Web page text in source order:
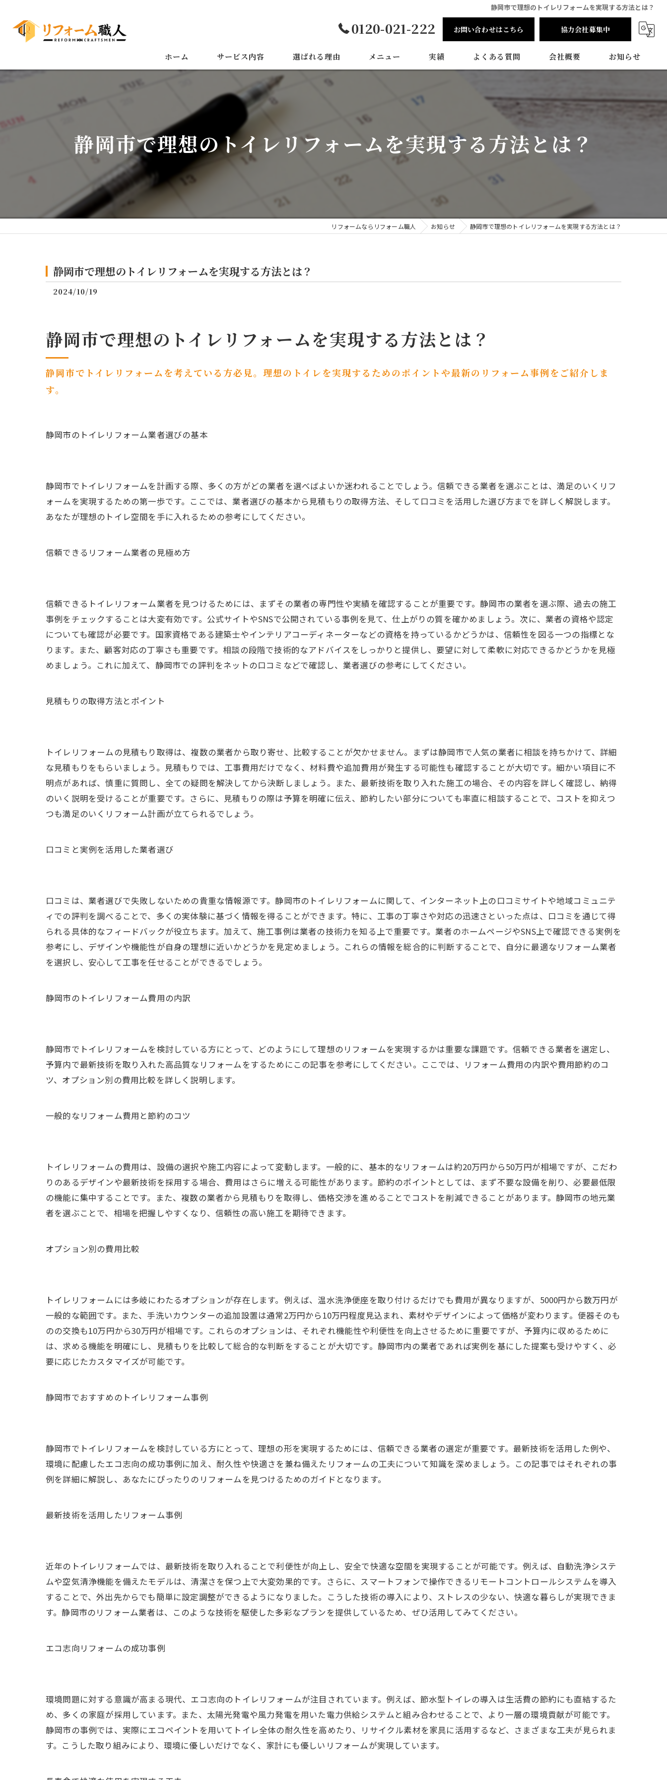
静岡市で理想のトイレリフォームを実現する方法とは？
0120-021-222 お問い合わせはこちら 協力会社募集中
ホーム サービス内容 選ばれる理由 メニュー 実績 よくある質問 会社概要 お知らせ
静岡市で理想のトイレリフォームを実現する方法とは？
リフォームならリフォーム職人 お知らせ 静岡市で理想のトイレリフォームを実現する方法とは？
静岡市で理想のトイレリフォームを実現する方法とは？
2024/10/19
静岡市で理想のトイレリフォームを実現する方法とは？
静岡市でトイレリフォームを考えている方必見。理想のトイレを実現するためのポイントや最新のリフォーム事例をご紹介しま
す。
静岡市のトイレリフォーム業者選びの基本
静岡市でトイレリフォームを計画する際、多くの方がどの業者を選べばよいか迷われることでしょう。信頼できる業者を選ぶことは、満足のいくリフ
ォームを実現するための第一歩です。ここでは、業者選びの基本から見積もりの取得方法、そして口コミを活用した選び方までを詳しく解説します。
あなたが理想のトイレ空間を手に入れるための参考にしてください。
信頼できるリフォーム業者の見極め方
信頼できるトイレリフォーム業者を見つけるためには、まずその業者の専門性や実績を確認することが重要です。静岡市の業者を選ぶ際、過去の施工
事例をチェックすることは大変有効です。公式サイトやSNSで公開されている事例を見て、仕上がりの質を確かめましょう。次に、業者の資格や認定
についても確認が必要です。国家資格である建築士やインテリアコーディネーターなどの資格を持っているかどうかは、信頼性を図る一つの指標とな
ります。また、顧客対応の丁寧さも重要です。相談の段階で技術的なアドバイスをしっかりと提供し、要望に対して柔軟に対応できるかどうかを見極
めましょう。これに加えて、静岡市での評判をネットの口コミなどで確認し、業者選びの参考にしてください。
見積もりの取得方法とポイント
トイレリフォームの見積もり取得は、複数の業者から取り寄せ、比較することが欠かせません。まずは静岡市で人気の業者に相談を持ちかけて、詳細
な見積もりをもらいましょう。見積もりでは、工事費用だけでなく、材料費や追加費用が発生する可能性も確認することが大切です。細かい項目に不
明点があれば、慎重に質問し、全ての疑問を解決してから決断しましょう。また、最新技術を取り入れた施工の場合、その内容を詳しく確認し、納得
のいく説明を受けることが重要です。さらに、見積もりの際は予算を明確に伝え、節約したい部分についても率直に相談することで、コストを抑えつ
つも満足のいくリフォーム計画が立てられるでしょう。
口コミと実例を活用した業者選び
口コミは、業者選びで失敗しないための貴重な情報源です。静岡市のトイレリフォームに関して、インターネット上の口コミサイトや地域コミュニテ
ィでの評判を調べることで、多くの実体験に基づく情報を得ることができます。特に、工事の丁寧さや対応の迅速さといった点は、口コミを通じて得
られる具体的なフィードバックが役立ちます。加えて、施工事例は業者の技術力を知る上で重要です。業者のホームページやSNS上で確認できる実例を
参考にし、デザインや機能性が自身の理想に近いかどうかを見定めましょう。これらの情報を総合的に判断することで、自分に最適なリフォーム業者
を選択し、安心して工事を任せることができるでしょう。
静岡市のトイレリフォーム費用の内訳
静岡市でトイレリフォームを検討している方にとって、どのようにして理想のリフォームを実現するかは重要な課題です。信頼できる業者を選定し、
予算内で最新技術を取り入れた高品質なリフォームをするためにこの記事を参考にしてください。ここでは、リフォーム費用の内訳や費用節約のコ
ツ、オプション別の費用比較を詳しく説明します。
一般的なリフォーム費用と節約のコツ
トイレリフォームの費用は、設備の選択や施工内容によって変動します。一般的に、基本的なリフォームは約20万円から50万円が相場ですが、こだわ
りのあるデザインや最新技術を採用する場合、費用はさらに増える可能性があります。節約のポイントとしては、まず不要な設備を削り、必要最低限
の機能に集中することです。また、複数の業者から見積もりを取得し、価格交渉を進めることでコストを削減できることがあります。静岡市の地元業
者を選ぶことで、相場を把握しやすくなり、信頼性の高い施工を期待できます。
オプション別の費用比較
トイレリフォームには多岐にわたるオプションが存在します。例えば、温水洗浄便座を取り付けるだけでも費用が異なりますが、5000円から数万円が
一般的な範囲です。また、手洗いカウンターの追加設置は通常2万円から10万円程度見込まれ、素材やデザインによって価格が変わります。便器そのも
のの交換も10万円から30万円が相場です。これらのオプションは、それぞれ機能性や利便性を向上させるために重要ですが、予算内に収めるために
は、求める機能を明確にし、見積もりを比較して総合的な判断をすることが大切です。静岡市内の業者であれば実例を基にした提案も受けやすく、必
要に応じたカスタマイズが可能です。
静岡市でおすすめのトイレリフォーム事例
静岡市でトイレリフォームを検討している方にとって、理想の形を実現するためには、信頼できる業者の選定が重要です。最新技術を活用した例や、
環境に配慮したエコ志向の成功事例に加え、耐久性や快適さを兼ね備えたリフォームの工夫について知識を深めましょう。この記事ではそれぞれの事
例を詳細に解説し、あなたにぴったりのリフォームを見つけるためのガイドとなります。
最新技術を活用したリフォーム事例
近年のトイレリフォームでは、最新技術を取り入れることで利便性が向上し、安全で快適な空間を実現することが可能です。例えば、自動洗浄システ
ムや空気清浄機能を備えたモデルは、清潔さを保つ上で大変効果的です。さらに、スマートフォンで操作できるリモートコントロールシステムを導入
することで、外出先からでも簡単に設定調整ができるようになりました。こうした技術の導入により、ストレスの少ない、快適な暮らしが実現できま
す。静岡市のリフォーム業者は、このような技術を駆使した多彩なプランを提供しているため、ぜひ活用してみてください。
エコ志向リフォームの成功事例
環境問題に対する意識が高まる現代、エコ志向のトイレリフォームが注目されています。例えば、節水型トイレの導入は生活費の節約にも直結するた
め、多くの家庭が採用しています。また、太陽光発電や風力発電を用いた電力供給システムと組み合わせることで、より一層の環境貢献が可能です。
静岡市の事例では、実際にエコペイントを用いてトイレ全体の耐久性を高めたり、リサイクル素材を家具に活用するなど、さまざまな工夫が見られま
す。こうした取り組みにより、環境に優しいだけでなく、家計にも優しいリフォームが実現しています。